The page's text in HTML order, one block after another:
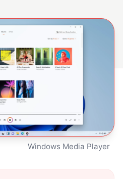
Windows Media Player